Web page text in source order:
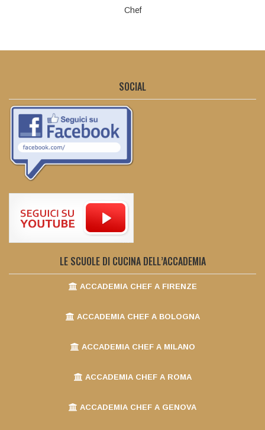
Chef
SOCIAL
LE SCUOLE DI CUCINA DELL’ACCADEMIA
ACCADEMIA CHEF A FIRENZE
ACCADEMIA CHEF A BOLOGNA
ACCADEMIA CHEF A MILANO
ACCADEMIA CHEF A ROMA
ACCADEMIA CHEF A GENOVA